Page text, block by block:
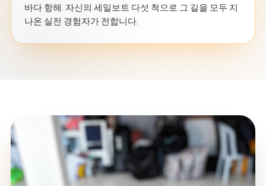
바다 항해. 자신의 세일보트 다섯 척으로 그 길을 모두 지
나온 실전 경험자가 전합니다.